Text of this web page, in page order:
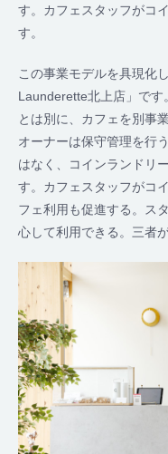
す。カフェスタッフがコ
す。
この事業モデルを具現化
Launderette北上店」で
とは別に、カフェを別事
オーナーは保守管理を行
はなく、コインランドリ
す。カフェスタッフがコ
フェ利用も促進する。ス
心して利用できる。三者